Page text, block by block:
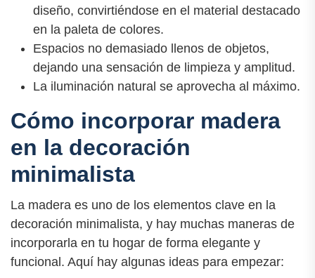
diseño, convirtiéndose en el material destacado
en la paleta de colores.
Espacios no demasiado llenos de objetos,
dejando una sensación de limpieza y amplitud.
La iluminación natural se aprovecha al máximo.
Cómo incorporar madera
en la decoración
minimalista
La madera es uno de los elementos clave en la
decoración minimalista, y hay muchas maneras de
incorporarla en tu hogar de forma elegante y
funcional. Aquí hay algunas ideas para empezar: